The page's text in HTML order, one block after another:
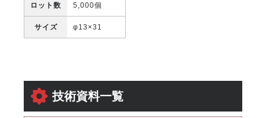
技術資料一覧
ロット数 5,000個
サイズ φ13×31